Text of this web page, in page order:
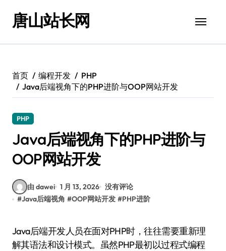
唐山站长网
首页 编程开发
PHP
Java后端视角下的PHP进阶与OOP网站开发
PHP
Java后端视角下的PHP进阶与
OOP网站开发
由 dawei 1 月 13, 2026 没有评论
#Java后端视角 #OOP网站开发 #PHP进阶
Java后端开发人员在面对PHP时，往往需要重新理
解其语法和设计模式。虽然PHP最初以过程式编程